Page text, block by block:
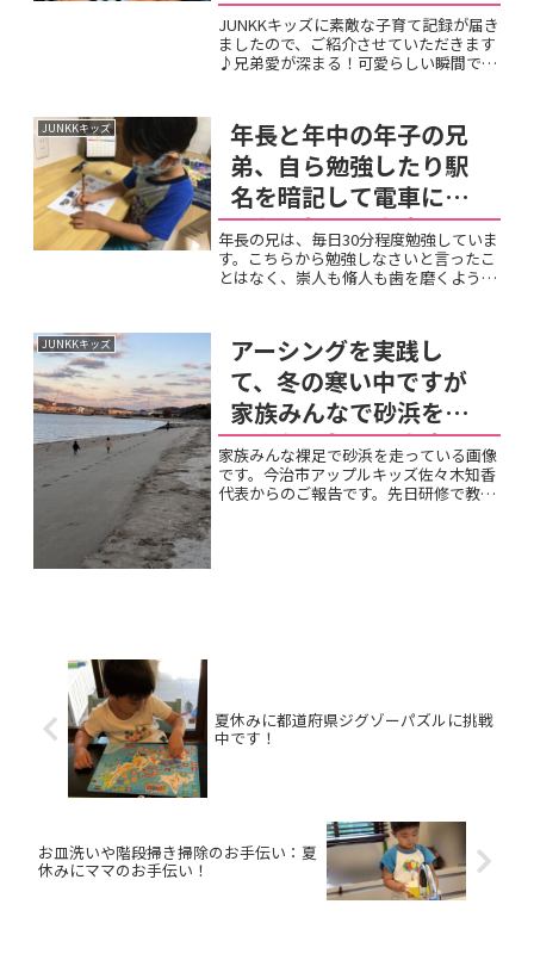
JUNKKキッズに素敵な子育て記録が届き
ましたので、ご紹介させていただきます
♪兄弟愛が深まる！可愛らしい瞬間です
仲良く遊んだり、Sに優しく接したりす
る姿に、温かい兄弟...
JUNKKキッズ
年長と年中の年子の兄
弟、自ら勉強したり駅
名を暗記して電車に乗
ったりしています。
年長の兄は、毎日30分程度勉強していま
す。こちらから勉強しなさいと言ったこ
とはなく、崇人も脩人も歯を磨くように
夜にスタンプ表と取り組んだプリントを
お父さんに見せて、シー...
JUNKKキッズ
アーシングを実践し
て、冬の寒い中ですが
家族みんなで砂浜を走
るようにしています。
家族みんな裸足で砂浜を走っている画像
です。今治市アップルキッズ佐々木知香
代表からのご報告です。先日研修で教え
夏休みに都道府県ジグゾーパズルに挑戦
中です！
お皿洗いや階段掃き掃除のお手伝い：夏
休みにママのお手伝い！